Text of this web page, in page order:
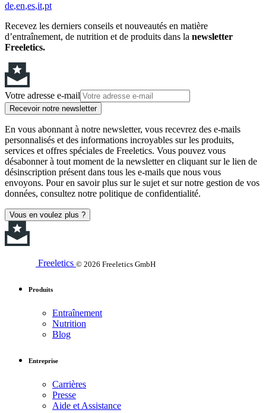
de en es it pt
Recevez les derniers conseils et nouveautés en matière
d’entraînement, de nutrition et de produits dans la newsletter
Freeletics.
Votre adresse e-mail
Recevoir notre newsletter
En vous abonnant à notre newsletter, vous recevrez des e-mails
personnalisés et des informations incroyables sur les produits,
services et offres spéciales de Freeletics. Vous pouvez vous
désabonner à tout moment de la newsletter en cliquant sur le lien de
désinscription présent dans tous les e-mails que nous vous
envoyons. Pour en savoir plus sur le sujet et sur notre gestion de vos
données, consultez notre politique de confidentialité.
Vous en voulez plus ?
Freeletics © 2026 Freeletics GmbH
Produits
Entraînement
Nutrition
Blog
Entreprise
Carrières
Presse
Aide et Assistance